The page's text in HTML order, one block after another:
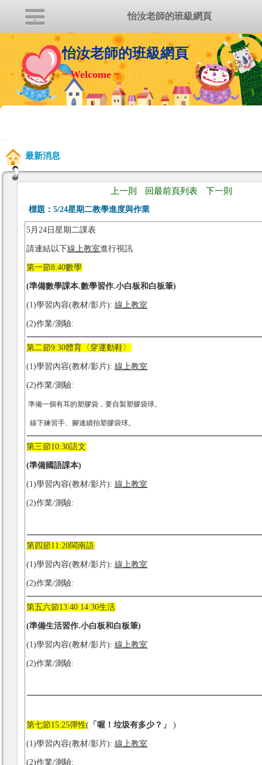
怡汝老師的班級網頁
~ Welcome ~
:::
最新消息
上一則 回最前頁列表 下一則
標題：5/24星期二教學進度與作業
5月24日星期二課表
請連結以下線上教室進行視訊
第一節8:40數學
(準備數學課本.數學習作.小白板和白板筆)
(1)學習內容(教材/影片):線上教室
(2)作業/測驗:
第二節9:30體育〈穿運動鞋〉
(1)學習內容(教材/影片):線上教室
(2)作業/測驗:
準備一個有耳的塑膠袋，要自製塑膠袋球。
線下練習手、腳連續拍塑膠袋球。
第三節10:30語文
(準備國語課本)
(1)學習內容(教材/影片):線上教室
(2)作業/測驗:
第四節11:20閩南語
(1)學習內容(教材/影片):線上教室
(2)作業/測驗:
第五六節13:40 14:30生活
(準備生活習作.小白板和白板筆)
(1)學習內容(教材/影片):線上教室
(2)作業/測驗:
第七節15:25彈性( 「喔！垃圾有多少？」 )
(1)學習內容(教材/影片):線上教室
(2)作業/測驗:
怡汝老師的班級網頁